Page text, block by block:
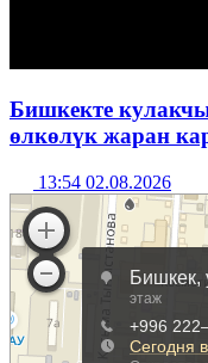
Бишкекте
өлкөлүк жаран
13:54 02.08.2026